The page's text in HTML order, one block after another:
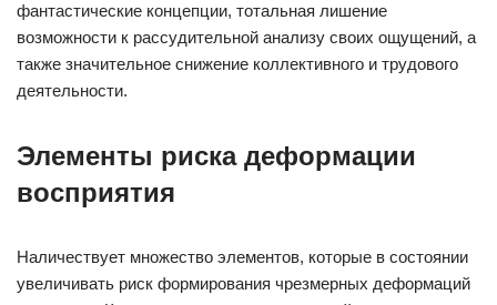
фантастические концепции, тотальная лишение
возможности к рассудительной анализу своих ощущений, а
также значительное снижение коллективного и трудового
деятельности.
Элементы риска деформации
восприятия
Наличествует множество элементов, которые в состоянии
увеличивать риск формирования чрезмерных деформаций